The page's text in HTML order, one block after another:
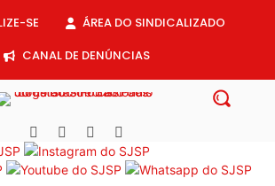
SE
ÁREA DO SINDICALIZADO
CANAL DE DENÚNCIAS